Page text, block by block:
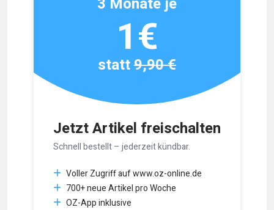
Jetzt Artikel freischalten
Schnell bestellt – jederzeit kündbar.
Voller Zugriff auf www.oz-online.de
700+ neue Artikel pro Woche
OZ-App inklusive
1€
statt9,90 €